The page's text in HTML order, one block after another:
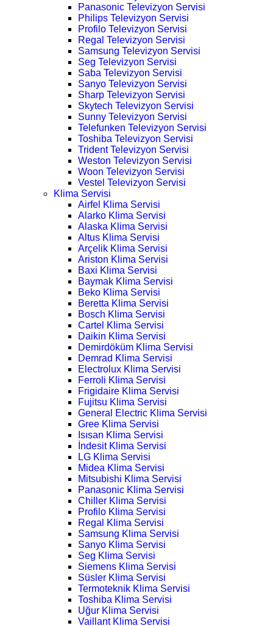
Panasonic Televizyon Servisi
Philips Televizyon Servisi
Profilo Televizyon Servisi
Regal Televizyon Servisi
Samsung Televizyon Servisi
Seg Televizyon Servisi
Saba Televizyon Servisi
Sanyo Televizyon Servisi
Sharp Televizyon Servisi
Skytech Televizyon Servisi
Sunny Televizyon Servisi
Telefunken Televizyon Servisi
Toshiba Televizyon Servisi
Trident Televizyon Servisi
Weston Televizyon Servisi
Woon Televizyon Servisi
Vestel Televizyon Servisi
Klima Servisi
Airfel Klima Servisi
Alarko Klima Servisi
Alaska Klima Servisi
Altus Klima Servisi
Arçelik Klima Servisi
Ariston Klima Servisi
Baxi Klima Servisi
Baymak Klima Servisi
Beko Klima Servisi
Beretta Klima Servisi
Bosch Klima Servisi
Cartel Klima Servisi
Daikin Klima Servisi
Demirdöküm Klima Servisi
Demrad Klima Servisi
Electrolux Klima Servisi
Ferroli Klima Servisi
Frigidaire Klima Servisi
Fujitsu Klima Servisi
General Electric Klima Servisi
Gree Klima Servisi
Isısan Klima Servisi
İndesit Klima Servisi
LG Klima Servisi
Midea Klima Servisi
Mitsubishi Klima Servisi
Panasonic Klima Servisi
Chiller Klima Servisi
Profilo Klima Servisi
Regal Klima Servisi
Samsung Klima Servisi
Sanyo Klima Servisi
Seg Klima Servisi
Siemens Klima Servisi
Süsler Klima Servisi
Termoteknik Klima Servisi
Toshiba Klima Servisi
Uğur Klima Servisi
Vaillant Klima Servisi